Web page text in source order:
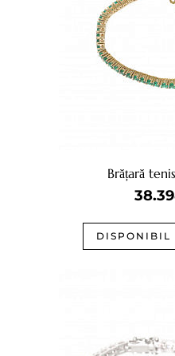
Brățară
DISPONIBIL